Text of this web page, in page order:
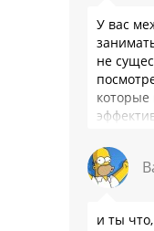
У вас
не
Или
…
и ты